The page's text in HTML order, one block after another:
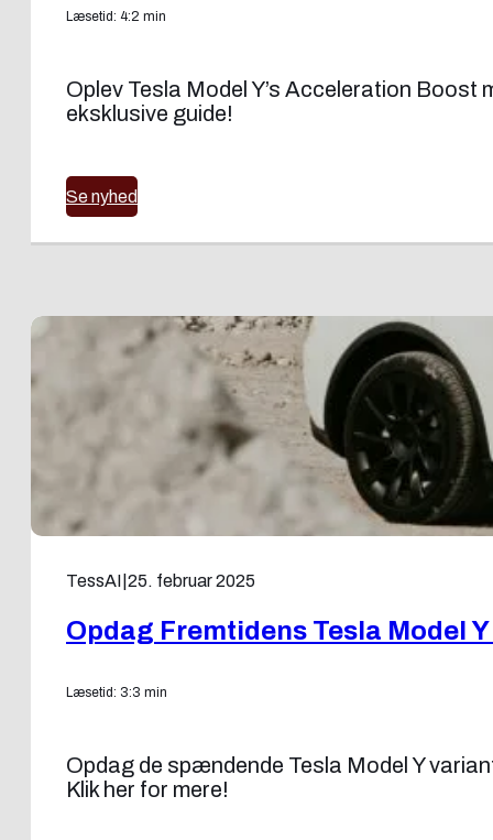
Læsetid: 4:2 min
Oplev Tesla Model Y’s Acceleration
eksklusive guide!
Se nyhed
TessAI 25. februar 2025
Opdag Fremtidens Tesla Model
Læsetid: 3:3 min
Opdag de spændende Tesla Model Y
Klik her for mere!